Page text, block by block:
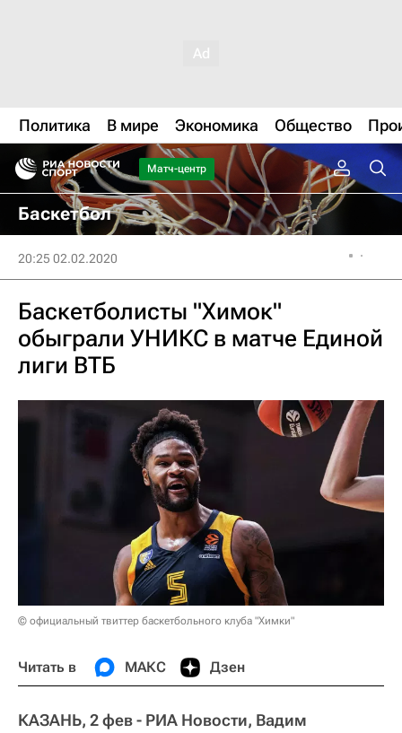
Политика В мире Экономика Общество
Матч-центр
Баскетбол
20:25 02.02.2020
Баскетболисты "Химок"
обыграли УНИКС в матче Единой
лиги ВТБ
© официальный твиттер баскетбольного клуба "Химки"
Читать в МАКС Дзен
КАЗАНЬ, 2 фев - РИА Новости, Вадим